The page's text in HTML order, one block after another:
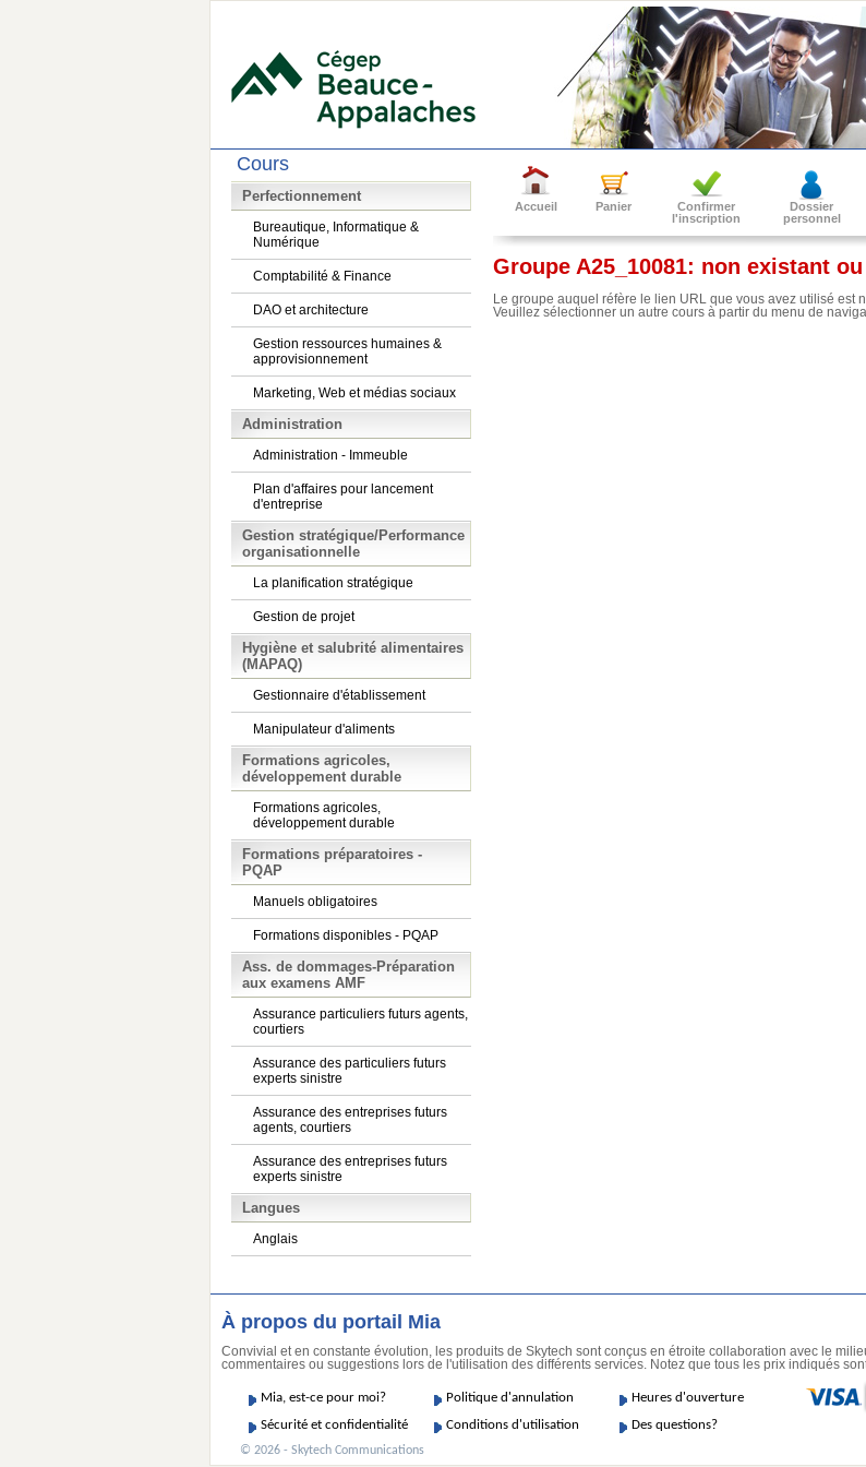
Cours
Perfectionnement
Bureautique, Informatique &
Numérique
Comptabilité & Finance
DAO et architecture
Gestion ressources humaines &
approvisionnement
Marketing, Web et médias sociaux
Administration
Administration - Immeuble
Plan d'affaires pour lancement
d'entreprise
Gestion stratégique/Performance
organisationnelle
La planification stratégique
Gestion de projet
Hygiène et salubrité alimentaires
(MAPAQ)
Gestionnaire d'établissement
Manipulateur d'aliments
Formations agricoles,
développement durable
Formations agricoles,
développement durable
Formations préparatoires -
PQAP
Manuels obligatoires
Formations disponibles - PQAP
Ass. de dommages-Préparation
aux examens AMF
Assurance particuliers futurs agents,
courtiers
Assurance des particuliers futurs
experts sinistre
Assurance des entreprises futurs
agents, courtiers
Assurance des entreprises futurs
experts sinistre
Langues
Anglais
Accueil Panier
Confirmer
l'inscription
Dossier
personnel
Groupe A25_10081: non existant
Le groupe auquel réfère le lien URL que vous avez utilisé est
Veuillez sélectionner un autre cours à partir du menu de
À propos du portail Mia
Convivial et en constante évolution, les produits de Skytech sont conçus en étroite collaboration avec le
commentaires ou suggestions lors de l'utilisation des différents services. Notez que tous les prix indiqués
Mia, est-ce pour moi? Politique d'annulation
Heures d'ouverture
Sécurité et confidentialité
Conditions d'utilisation Des questions?
© 2026 - Skytech Communications